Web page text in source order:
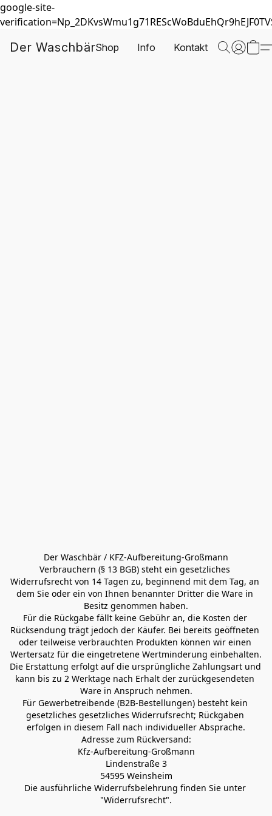
google-site-
Der WaschbärShop Info Kontakt
Der Waschbär / KFZ-Aufbereitung-Großmann
Verbrauchern (§ 13 BGB) steht ein gesetzliches
Widerrufsrecht von 14 Tagen zu, beginnend mit dem Tag, an
dem Sie oder ein von Ihnen benannter Dritter die Ware in
Besitz genommen haben.
Für die Rückgabe fällt keine Gebühr an, die Kosten der
Rücksendung trägt jedoch der Käufer. Bei bereits geöffneten
oder teilweise verbrauchten Produkten können wir einen
Wertersatz für die eingetretene Wertminderung einbehalten.
Die Erstattung erfolgt auf die ursprüngliche Zahlungsart und
kann bis zu 2 Werktage nach Erhalt der zurückgesendeten
Ware in Anspruch nehmen.
Für Gewerbetreibende (B2B-Bestellungen) besteht kein
gesetzliches gesetzliches Widerrufsrecht; Rückgaben
erfolgen in diesem Fall nach individueller Absprache.
Adresse zum Rückversand:
Kfz-Aufbereitung-Großmann
Lindenstraße 3
54595 Weinsheim
Die ausführliche Widerrufsbelehrung finden Sie unter